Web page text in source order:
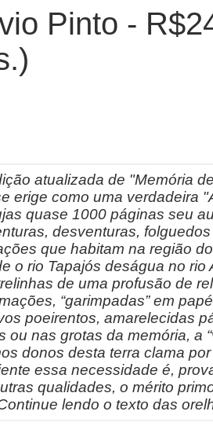
Pinto -
atualizada de "Memória
erige como uma verdadeira
quase 1000 páginas seu
desventuras,
que habitam na região
o rio Tapajós deságua no rio
de uma profusão de
“garimpadas” em
poeirentos, amarelecidas
ou nas grotas da memória, a
donos desta terra clama
essa necessidade é,
qualidades, o mérito
lendo o texto das